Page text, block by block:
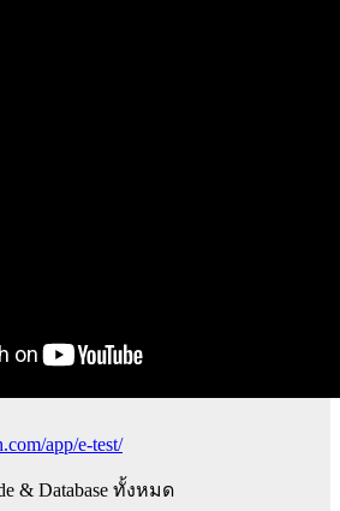
app/e-test/
& Database ทั้งหมด